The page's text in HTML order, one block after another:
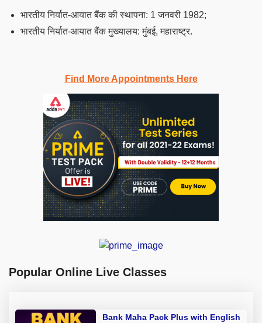
भारतीय निर्यात-आयात बैंक की स्थापना: 1 जनवरी 1982;
भारतीय निर्यात-आयात बैंक मुख्यालय: मुंबई, महाराष्ट्र.
Find More Appointments Here
Popular Online Live Classes
Bank Maha Pack Plus with English